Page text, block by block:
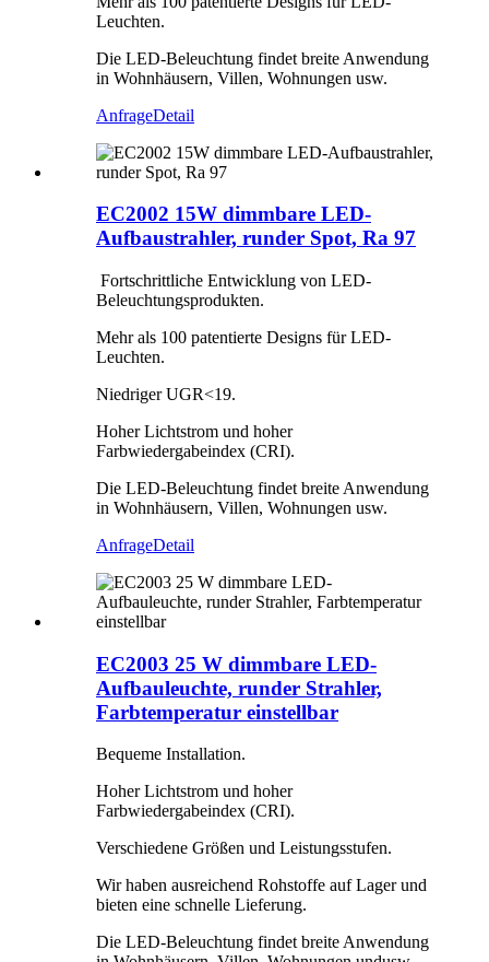
Leuchten.
Die LED-Beleuchtung findet breite Anwendung
in Wohnhäusern, Villen, Wohnungen usw.
AnfrageDetail
EC2002 15W dimmbare LED-
Aufbaustrahler, runder Spot, Ra 97
Fortschrittliche Entwicklung von LED-
Beleuchtungsprodukten.
Mehr als 100 patentierte Designs für LED-
Leuchten.
Niedriger UGR<19.
Hoher Lichtstrom und hoher
Farbwiedergabeindex (CRI).
Die LED-Beleuchtung findet breite Anwendung
in Wohnhäusern, Villen, Wohnungen usw.
AnfrageDetail
EC2003 25 W dimmbare LED-
Aufbauleuchte, runder Strahler,
Farbtemperatur einstellbar
Bequeme Installation.
Hoher Lichtstrom und hoher
Farbwiedergabeindex (CRI).
Verschiedene Größen und Leistungsstufen.
Wir haben ausreichend Rohstoffe auf Lager und
bieten eine schnelle Lieferung.
Die LED-Beleuchtung findet breite Anwendung